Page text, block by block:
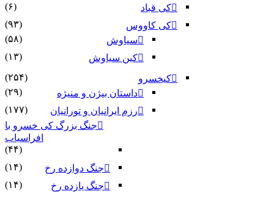
کی قباد
(۶)
کی کاووس
(۹۳)
سیاوش
(۵۸)
کین سیاوش
(۱۳)
کیخسرو
(۲۵۴)
داستان بیژن و منیژه
(۲۹)
رزم ایرانیان و تورانیان
(۱۷۷)
جنگ بزرگ کی خسرو با
افراسیاب
(۴۴)
جنگ دوازده رخ
(۱۴)
جنگ یازده رخ
(۱۴)